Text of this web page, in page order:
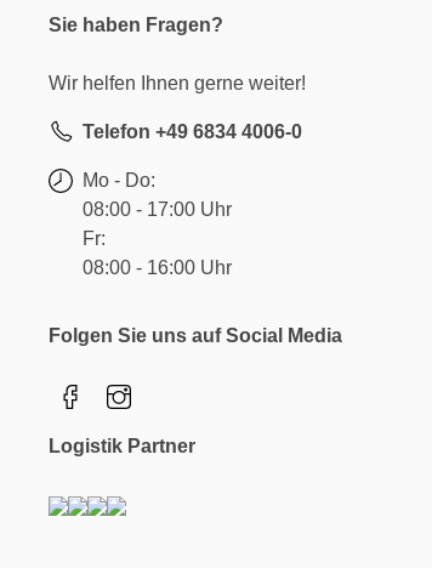
Sie haben Fragen?
Wir helfen Ihnen gerne weiter!
Telefon +49 6834 4006-0
Mo - Do:
08:00 - 17:00 Uhr
Fr:
08:00 - 16:00 Uhr
Folgen Sie uns auf Social Media
Logistik Partner